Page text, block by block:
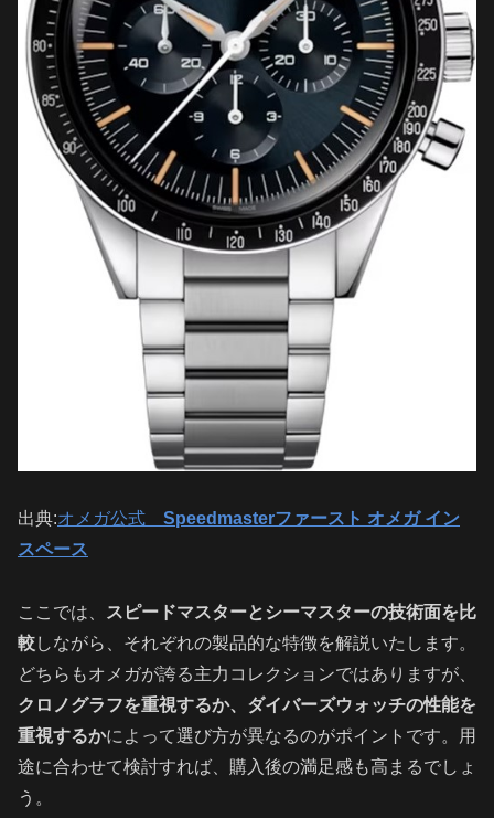
出典:オメガ公式 Speedmasterファースト オメガ イン
スペース
ここでは、
スピードマスターとシーマスターの技術面を比
較しながら、それぞれの製品的な特徴を解説いたします。
どちらもオメガが誇る主力コレクションではありますが、
クロノグラフを重視するか、ダイバーズウォッチの性能を
重視するかによって選び方が異なるのがポイントです。用
途に合わせて検討すれば、購入後の満足感も高まるでしょ
う。